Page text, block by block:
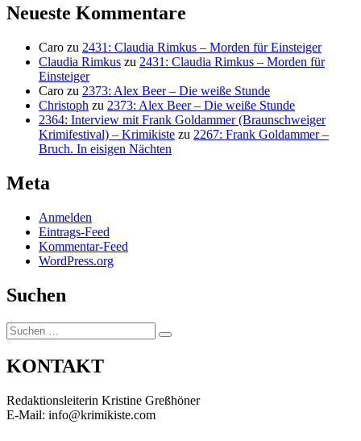
Neueste Kommentare
Caro zu 2431: Claudia Rimkus – Morden für Einsteiger
Claudia Rimkus zu 2431: Claudia Rimkus – Morden für
Einsteiger
Caro zu 2373: Alex Beer – Die weiße Stunde
Christoph zu 2373: Alex Beer – Die weiße Stunde
2364: Interview mit Frank Goldammer (Braunschweiger
Krimifestival) – Krimikiste zu 2267: Frank Goldammer –
Bruch. In eisigen Nächten
Meta
Anmelden
Eintrags-Feed
Kommentar-Feed
WordPress.org
Suchen
Suchen
nach:
Suchen
KONTAKT
Redaktionsleiterin Kristine Greßhöner
E-Mail: info@krimikiste.com